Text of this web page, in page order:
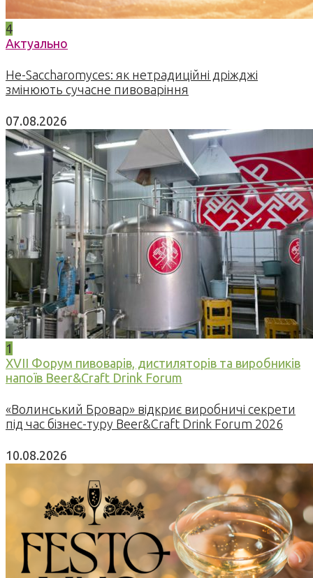
4
Актуально
Не-Saccharomyces: як нетрадиційні дріжджі
змінюють сучасне пивоваріння
07.08.2026
1
XVII Форум пивоварів, дистиляторів та виробників
напоїв Beer&Craft Drink Forum
«Волинський Бровар» відкриє виробничі секрети
під час бізнес-туру Beer&Craft Drink Forum 2026
10.08.2026